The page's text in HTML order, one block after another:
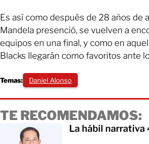
Es así como después de 28 años de
Mandela presenció, se vuelven a
equipos en una final, y como en
Blacks llegarán como favoritos ante
Temas: Daniel Alonso
TE RECOMENDAMOS:
La hábil narrativa